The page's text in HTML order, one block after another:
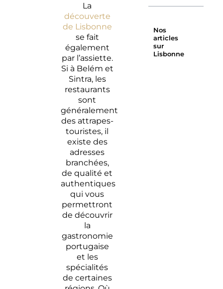
La
découverte
de Lisbonne
se fait
également
par l’assiette.
Si à Belém et
Sintra, les
restaurants
sont
généralement
des attrapes-
touristes, il
existe des
adresses
branchées,
de qualité et
authentiques
qui vous
permettront
de découvrir
la
gastronomie
portugaise
et les
spécialités
de certaines
Nos
articles
sur
Lisbonne